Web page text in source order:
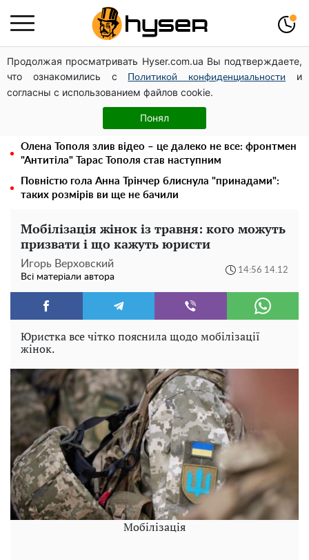
Продолжая просматривать Hyser.com.ua Вы подтверждаете,
что ознакомились с
Политикой конфиденциальности
и
согласны с использованием файлов cookie.
Понял
Дрони із націнкою: Олександр Конотопський вивів
мільйони оборонного бюджету через фіктивну фірму в
Естонії
Гола Олена Тополя у цікавих позах змусила відвисати
щелепи: злив відео – було лише початком
Олена Тополя злив відео – це далеко не все: фронтмен
"Антитіла" Тарас Тополя став наступним
Повністю гола Анна Трінчер блиснула "принадами":
таких розмірів ви ще не бачили
Мобілізація жінок із травня: кого можуть
призвати і що кажуть юристи
Игорь Верховский
Всі матеріали автора
14:56 14.12
Юристка все чітко пояснила щодо мобілізації
жінок.
Мобілізація